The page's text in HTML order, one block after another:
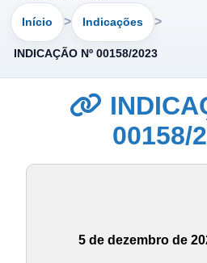
Início Indicações
INDICAÇÃO Nº 00158/2023
00158/
5 de dezembro de